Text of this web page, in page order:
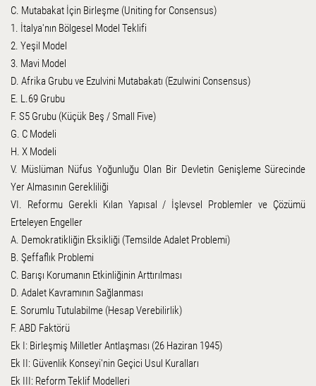
C. Mutabakat İçin Birleşme (Uniting for Consensus)
1. İtalya'nın Bölgesel Model Teklifi
2. Yeşil Model
3. Mavi Model
D. Afrika Grubu ve Ezulvini Mutabakatı (Ezulwini Consensus)
E. L.69 Grubu
F. S5 Grubu (Küçük Beş / Small Five)
G. C Modeli
H. X Modeli
V. Müslüman Nüfus Yoğunluğu Olan Bir Devletin Genişleme Sürecinde
Yer Almasının Gerekliliği
VI. Reformu Gerekli Kılan Yapısal / İşlevsel Problemler ve Çözümü
Erteleyen Engeller
A. Demokratikliğin Eksikliği (Temsilde Adalet Problemi)
B. Şeffaflık Problemi
C. Barışı Korumanın Etkinliğinin Arttırılması
D. Adalet Kavramının Sağlanması
E. Sorumlu Tutulabilme (Hesap Verebilirlik)
F. ABD Faktörü
Ek I: Birleşmiş Milletler Antlaşması (26 Haziran 1945)
Ek II: Güvenlik Konseyi'nin Geçici Usul Kuralları
Ek III: Reform Teklif Modelleri